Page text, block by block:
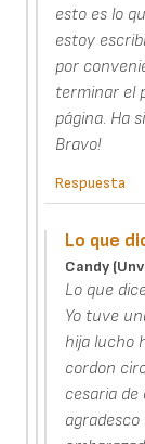
esto es lo
estoy
por
terminar el
página. Ha
Bravo!
Respuesta
Lo que
Candy
Lo que
Yo tuve
hija lucho
cordon
cesaria de